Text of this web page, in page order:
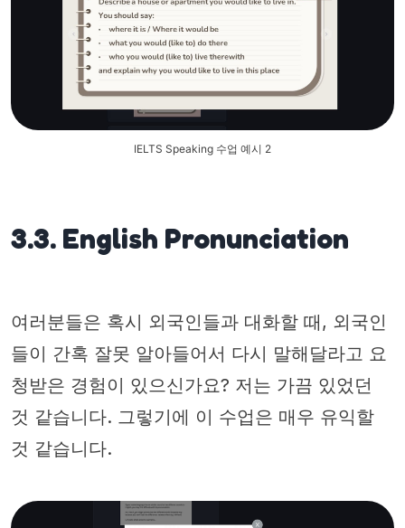
IELTS Speaking 수업 예시 2
3.3. English Pronunciation
여러분들은 혹시 외국인들과 대화할 때, 외국인
들이 간혹 잘못 알아들어서 다시 말해달라고 요
청받은 경험이 있으신가요? 저는 가끔 있었던
것 같습니다. 그렇기에 이 수업은 매우 유익할
것 같습니다.